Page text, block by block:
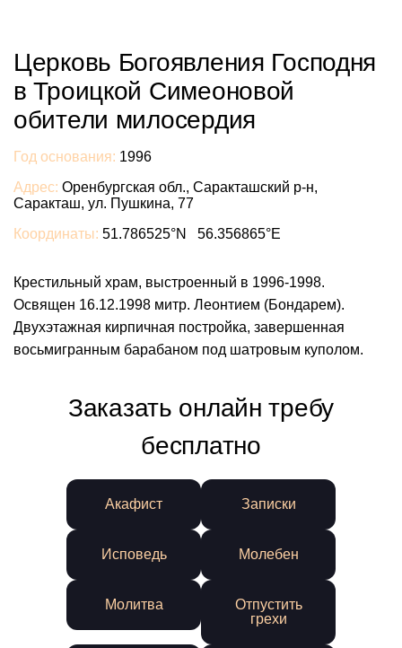
Церковь Богоявления Господня
в Троицкой Симеоновой
обители милосердия
Год основания: 1996
Адрес: Оренбургская обл., Саракташский р-н,
Саракташ, ул. Пушкина, 77
Координаты: 51.786525°N 56.356865°E
Крестильный храм, выстроенный в 1996-1998.
Освящен 16.12.1998 митр. Леонтием (Бондарем).
Двухэтажная кирпичная постройка, завершенная
восьмигранным барабаном под шатровым куполом.
Заказать онлайн требу
бесплатно
Акафист Записки
Исповедь Молебен
Молитва
Отпустить
грехи